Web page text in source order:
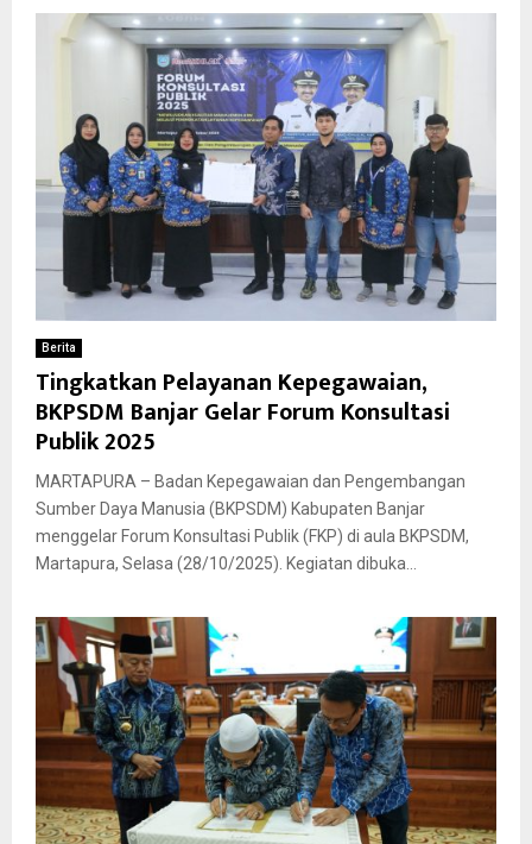
Berita
Tingkatkan Pelayanan Kepegawaian,
BKPSDM Banjar Gelar Forum Konsultasi
Publik 2025
MARTAPURA – Badan Kepegawaian dan Pengembangan
Sumber Daya Manusia (BKPSDM) Kabupaten Banjar
menggelar Forum Konsultasi Publik (FKP) di aula BKPSDM,
Martapura, Selasa (28/10/2025). Kegiatan dibuka...